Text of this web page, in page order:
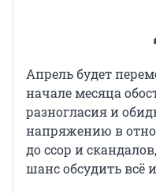
Апрель будет
начале месяца
разногласия и
напряжению в
до ссор и
шанс обсудить всё